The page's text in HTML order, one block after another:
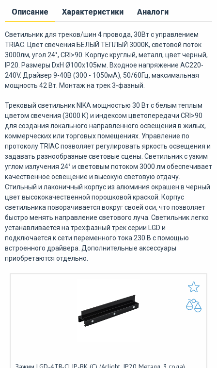
Описание Характеристики Аналоги
Светильник для треков/шин 4 провода, 30Вт с управлением
TRIAC. Цвет свечения БЕЛЫЙ ТЕПЛЫЙ 3000K, световой поток
3000лм, угол 24°, CRI>90. Корпус круглый, металл, цвет черный,
IP20. Размеры DxH Ø100x105мм. Входное напряжение AC220-
240V. Драйвер 9-40В (300 - 1050мА), 50/60Гц, максимальная
мощность 42 Вт. Монтаж на трек 3-фазный.
Трековый светильник NIKA мощностью 30 Вт с белым теплым
цветом свечения (3000 К) и индексом цветопередачи CRI>90
для создания локального направленного освещения в жилых,
коммерческих или торговых помещениях. Управление по
протоколу TRIAC позволяет регулировать яркость освещения и
задавать разнообразные световые сцены. Светильник с узким
углом излучения 24° и световым потоком 3000 лм обеспечивает
качественное освещение и высокую световую отдачу.
Стильный и лаконичный корпус из алюминия окрашен в черный
цвет высококачественной порошковой краской. Корпус
светильника поворачивается вокруг своей оси, что позволяет
быстро менять направление светового луча. Светильник легко
устанавливается на трехфазный трек серии LGD и
подключается к сети переменного тока 230 В с помощью
встроенного драйвера. Дополнительные аксессуары
приобретаются отдельно.